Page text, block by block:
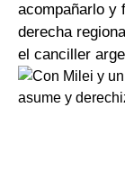
acompañarlo y
derecha
el canciller